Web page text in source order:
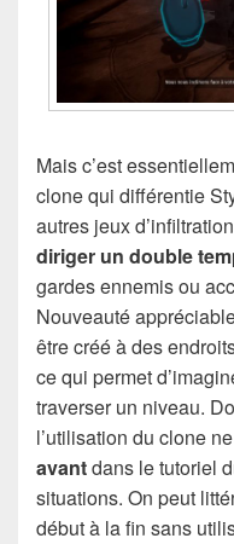
Mais c’est
clone qui différentie
autres jeux
diriger un double
gardes ennemis ou
Nouveauté
être créé à des
ce qui permet
traverser un niveau.
l’utilisation du clone
avantdans le tutoriel
situations. On peut
début à la fin sans